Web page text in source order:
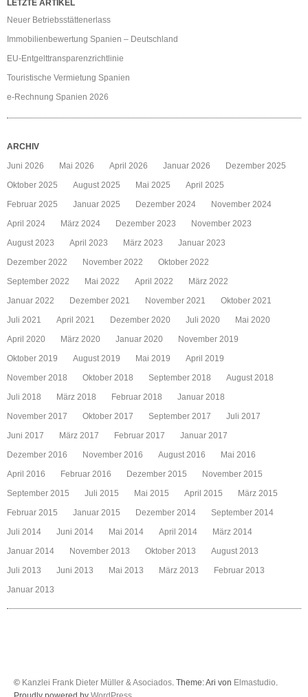
LETZTE ARTIKEL
Neuer Betriebsstättenerlass
Immobilienbewertung Spanien – Deutschland
EU-Entgelttransparenzrichtlinie
Touristische Vermietung Spanien
e-Rechnung Spanien 2026
ARCHIV
Juni 2026
Mai 2026 April 2026 Januar 2026
Dezember 2025
Oktober 2025
August 2025 Mai 2025
April 2025
Februar 2025
Januar 2025 Dezember 2024
November 2024
April 2024
März 2024 Dezember 2023
November 2023
August 2023
April 2023 März 2023
Januar 2023
Dezember 2022
November 2022
Oktober 2022
September 2022
Mai 2022 April 2022
März 2022
Januar 2022
Dezember 2021 November 2021
Oktober 2021
Juli 2021
April 2021 Dezember 2020 Juli 2020
Mai 2020
April 2020
März 2020 Januar 2020
November 2019
Oktober 2019
August 2019 Mai 2019
April 2019
November 2018
Oktober 2018 September 2018
August 2018
Juli 2018
März 2018 Februar 2018
Januar 2018
November 2017
Oktober 2017 September 2017
Juli 2017
Juni 2017
März 2017 Februar 2017
Januar 2017
Dezember 2016
November 2016 August 2016
Mai 2016
April 2016
Februar 2016 Dezember 2015
November 2015
September 2015
Juli 2015 Mai 2015 April 2015
März 2015
Februar 2015
Januar 2015 Dezember 2014
September 2014
Juli 2014
Juni 2014 Mai 2014 April 2014
März 2014
Januar 2014
November 2013 Oktober 2013
August 2013
Juli 2013
Juni 2013 Mai 2013 März 2013
Februar 2013
Januar 2013
© Kanzlei Frank Dieter Müller & Asociados. Theme: Ari von Elmastudio.